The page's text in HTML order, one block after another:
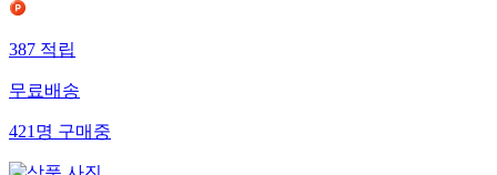
387적립
무료배송
421명구매중